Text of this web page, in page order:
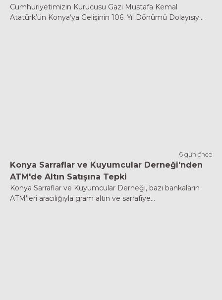
Cumhuriyetimizin Kurucusu Gazi Mustafa Kemal
Atatürk’ün Konya’ya Gelişinin 106. Yıl Dönümü Dolayısıy...
6 gün önce
Konya Sarraflar ve Kuyumcular Derneği'nden
ATM'de Altın Satışına Tepki
Konya Sarraflar ve Kuyumcular Derneği, bazı bankaların
ATM'leri aracılığıyla gram altın ve sarrafiye...